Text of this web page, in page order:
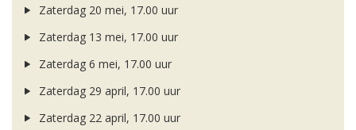
Zaterdag 20 mei, 17.00 uur
Zaterdag 13 mei, 17.00 uur
Zaterdag 6 mei, 17.00 uur
Zaterdag 29 april, 17.00 uur
Zaterdag 22 april, 17.00 uur